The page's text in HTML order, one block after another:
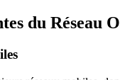
du Réseau